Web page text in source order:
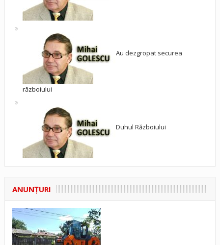
Au dezgropat securea
războiului
Duhul Războiului
ANUNŢURI